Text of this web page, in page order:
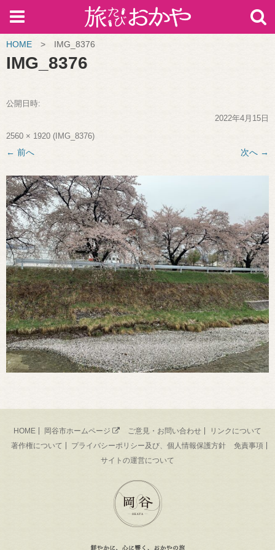
HOME > IMG_8376
IMG_8376
公開日時:
2022年4月15日
2560 × 1920 ( IMG_8376)
← 前へ 次へ →
HOME 岡谷市ホームページ ご意見・お問い合わせ
リンクについて
著作権について
プライバシーポリシー及び、個人情報保護方針
免責事項
サイトの運営について